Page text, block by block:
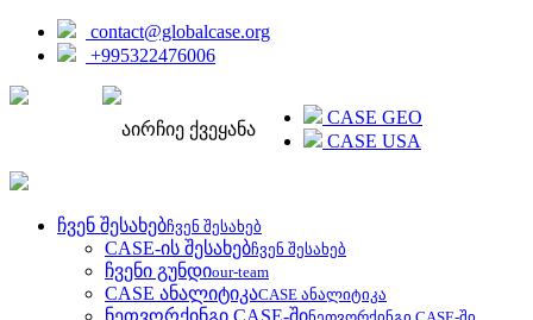
contact@globalcase.org
+995322476006
აირჩიე ქვეყანა
CASE GEO
CASE USA
ჩვენ შესახებჩვენ შესახებ
CASE-ის შესახებჩვენ შესახებ
ჩვენი გუნდიour-team
CASE ანალიტიკაCASE ანალიტიკა
ნეთვორქინგი CASE-ში